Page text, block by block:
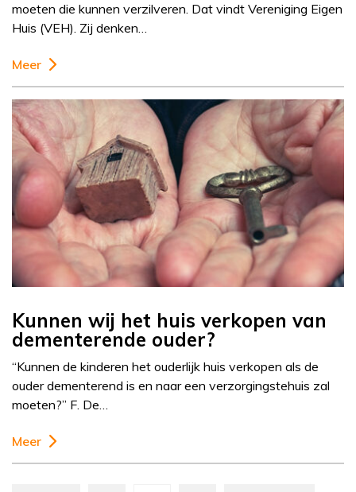
moeten die kunnen verzilveren. Dat vindt Vereniging Eigen
Huis (VEH). Zij denken…
Meer
Kunnen wij het huis verkopen van
dementerende ouder?
“Kunnen de kinderen het ouderlijk huis verkopen als de
ouder dementerend is en naar een verzorgingstehuis zal
moeten?” F. De…
Meer